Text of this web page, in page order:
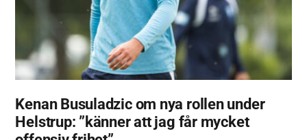
Kenan Busuladzic om nya rollen under
Helstrup: ”känner att jag får mycket